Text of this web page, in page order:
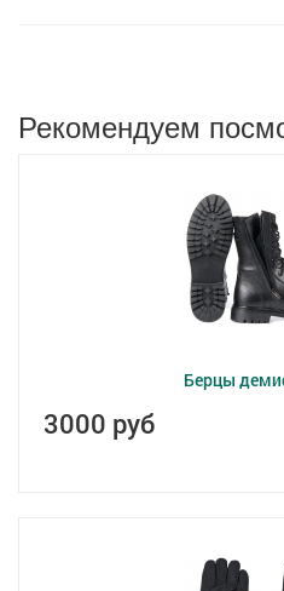
Рекомендуем
Берцы
3000 руб